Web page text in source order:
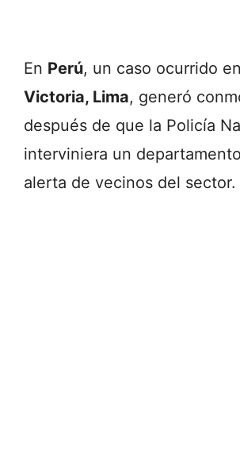
En Perú, un caso ocurrido en
Victoria, Lima, generó
después de que la Policía
interviniera un departamento
alerta de vecinos del sector.